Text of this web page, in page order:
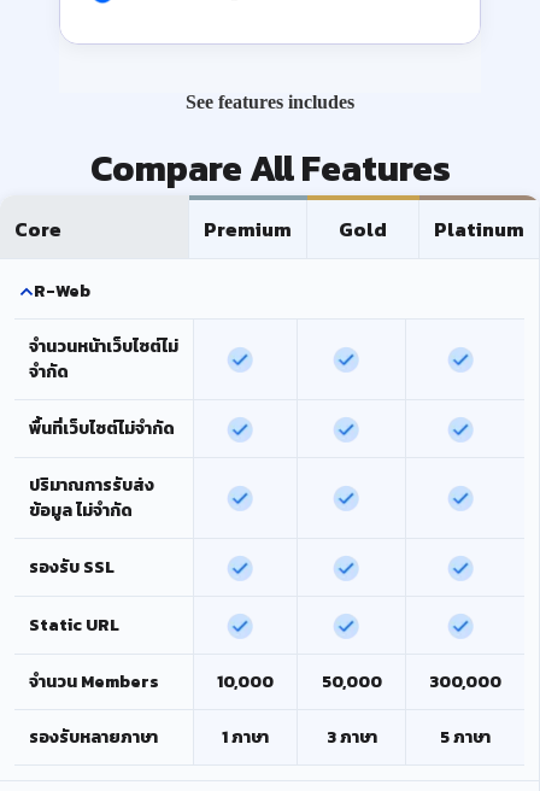
See features includes
Compare All Features
Core Premium Gold Platinum
R-Web
จำนวนหน้าเว็บไซต์ไม่
จำกัด
พื้นที่เว็บไซต์ไม่จำกัด
ปริมาณการรับส่ง
ข้อมูล ไม่จำกัด
รองรับ SSL
Static URL
จำนวน Members 10,000 50,000 300,000
รองรับหลายภาษา 1 ภาษา 3 ภาษา 5 ภาษา